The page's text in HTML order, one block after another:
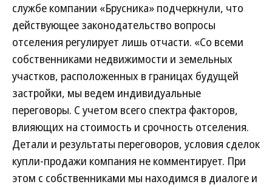
службе компании «Брусника» подчеркнули, что
действующее законодательство вопросы
отселения регулирует лишь отчасти. «Со всеми
собственниками недвижимости и земельных
участков, расположенных в границах будущей
застройки, мы ведем индивидуальные
переговоры. С учетом всего спектра факторов,
влияющих на стоимость и срочность отселения.
Детали и результаты переговоров, условия сделок
купли-продажи компания не комментирует. При
этом с собственниками мы находимся в диалоге и